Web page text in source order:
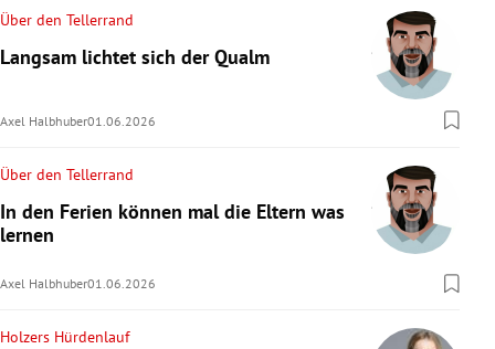
Über den Tellerrand
Langsam lichtet sich der Qualm
Axel Halbhuber01.06.2026
Über den Tellerrand
In den Ferien können mal die Eltern was
lernen
Axel Halbhuber01.06.2026
Holzers Hürdenlauf